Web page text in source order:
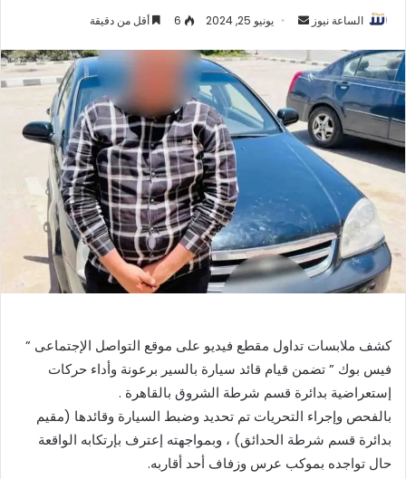
الساعة نيوز
أرسل
إلكترونيا
يونيو 25, 2024 6 أقل من دقيقة
كشف ملابسات تداول مقطع فيديو على موقع التواصل الإجتماعى ”
فيس بوك ” تضمن قيام قائد سيارة بالسير برعونة وأداء حركات
إستعراضية بدائرة قسم شرطة الشروق بالقاهرة .
بالفحص وإجراء التحريات تم تحديد وضبط السيارة وقائدها (مقيم
بدائرة قسم شرطة الحدائق) ، وبمواجهته إعترف بإرتكابه الواقعة
حال تواجده بموكب عرس وزفاف أحد أقاربه.